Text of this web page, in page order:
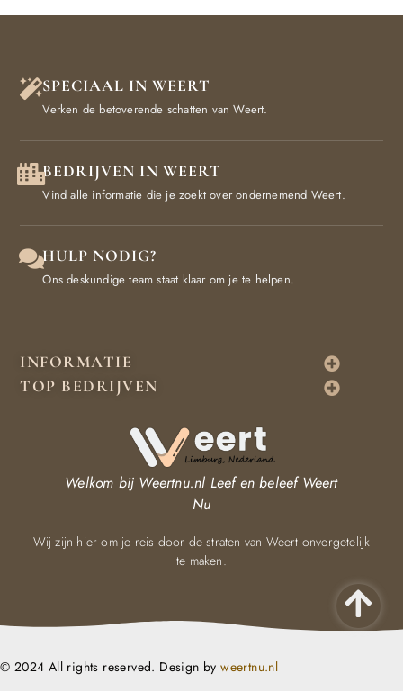
SPECIAAL IN WEERT
Verken de betoverende schatten van Weert.
BEDRIJVEN IN WEERT
Vind alle informatie die je zoekt over ondernemend Weert.
HULP NODIG?
Ons deskundige team staat klaar om je te helpen.
INFORMATIE
TOP BEDRIJVEN
Welkom bij Weertnu.nl Leef en beleef Weert
Nu
Wij zijn hier om je reis door de straten van Weert onvergetelijk
te maken.
© 2024 All rights reserved. Design byweertnu.nl